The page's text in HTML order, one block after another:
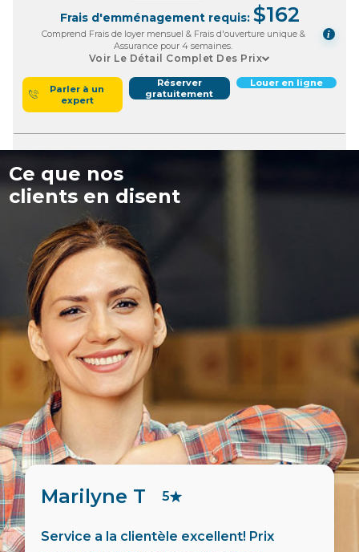
Frais d'emménagement requis: $162
Comprend Frais de loyer mensuel & Frais d'ouverture unique &
Assurance pour 4 semaines.
i
Voir Le Détail Complet Des Prix
Parler à un
expert
Réserver
gratuitement
Louer en ligne
Ce que nos
clients en disent
Stéphanie D
Merci à Maria pour le storage à Rawdon